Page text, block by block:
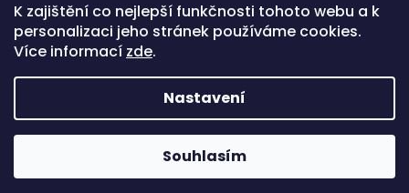
K zajištění co nejlepší funkčnosti tohoto webu a k
personalizaci jeho stránek používáme cookies.
Více informací zde.
Nastavení
Souhlasím
Vytvořil Shoptet
S1W.CZ. Všechna práva vyhrazena.